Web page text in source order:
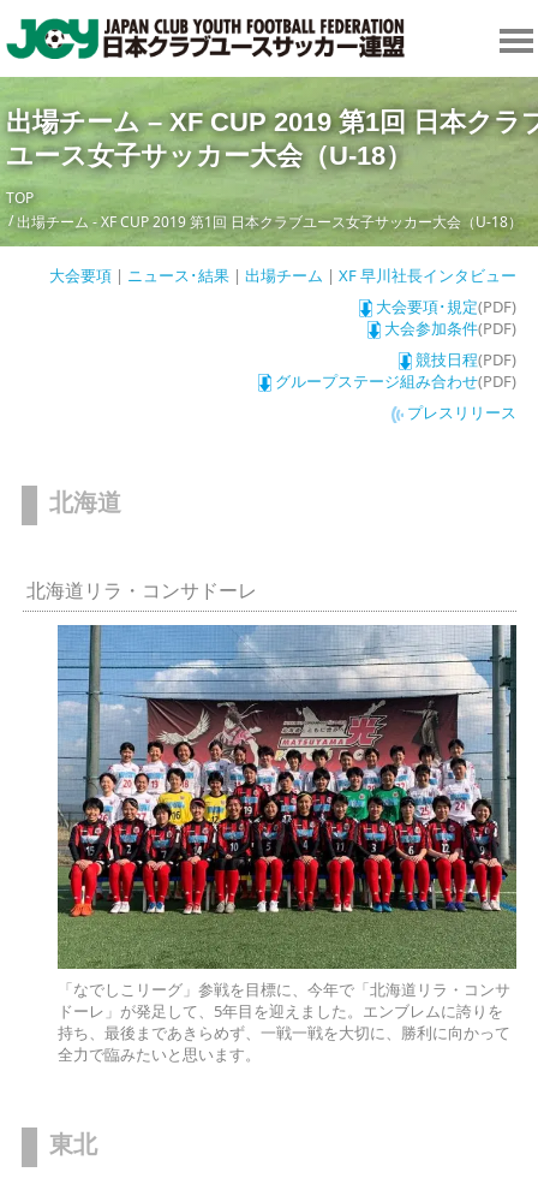
出場チーム – XF CUP 2019 第1回 日本クラ
ユース女子サッカー大会（U-18）
TOP
出場チーム - XF CUP 2019 第1回 日本クラブユース女子サッカー大会（U-18）
大会要項| ニュース･結果| 出場チーム | XF 早川社長インタビュー
大会要項･規定(PDF)
大会参加条件(PDF)
競技日程(PDF)
グループステージ組み合わせ(PDF)
プレスリリース
北海道
北海道リラ・コンサドーレ
「なでしこリーグ」参戦を目標に、今年で「北海道リラ・コンサ
ドーレ」が発足して、5年目を迎えました。エンブレムに誇りを
持ち、最後まであきらめず、一戦一戦を大切に、勝利に向かって
全力で臨みたいと思います。
東北